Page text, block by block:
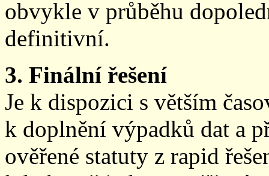
obvykle v průběhu
definitivní.
3. Finální řešení
Je k dispozici s větším
k doplnění výpadků dat a
ověřené statuty z rapid